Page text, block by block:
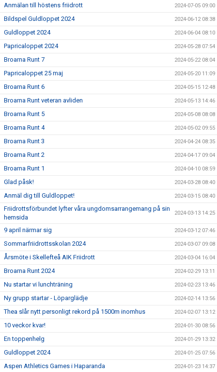
Anmälan till höstens friidrott 2024-07-05 09:00
Bildspel Guldloppet 2024 2024-06-12 08:38
Guldloppet 2024 2024-06-04 08:10
Papricaloppet 2024 2024-05-28 07:54
Broarna Runt 7 2024-05-22 08:04
Papricaloppet 25 maj 2024-05-20 11:09
Broarna Runt 6 2024-05-15 12:48
Broarna Runt veteran avliden 2024-05-13 14:46
Broarna Runt 5 2024-05-08 08:08
Broarna Runt 4 2024-05-02 09:55
Broarna Runt 3 2024-04-24 08:35
Broarna Runt 2 2024-04-17 09:04
Broarna Runt 1 2024-04-10 08:59
Glad påsk! 2024-03-28 08:40
Anmäl dig till Guldloppet! 2024-03-15 08:40
Friidrottsförbundet lyfter våra ungdomsarrangemang på sin
hemsida
2024-03-13 14:25
9 april närmar sig 2024-03-12 07:46
Sommarfriidrottsskolan 2024 2024-03-07 09:08
Årsmöte i Skellefteå AIK Friidrott 2024-03-04 16:04
Broarna Runt 2024 2024-02-29 13:11
Nu startar vi lunchträning 2024-02-23 13:46
Ny grupp startar - Löparglädje 2024-02-14 13:56
Thea slår nytt personligt rekord på 1500m inomhus 2024-02-07 13:12
10 veckor kvar! 2024-01-30 08:56
En toppenhelg 2024-01-29 13:32
Guldloppet 2024 2024-01-25 07:56
Aspen Athletics Games i Haparanda 2024-01-23 14:37